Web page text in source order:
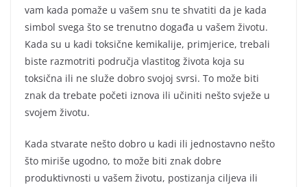
vam kada pomaže u vašem snu te shvatiti da je kada
simbol svega što se trenutno događa u vašem životu.
Kada su u kadi toksične kemikalije, primjerice, trebali
biste razmotriti područja vlastitog života koja su
toksična ili ne služe dobro svojoj svrsi. To može biti
znak da trebate početi iznova ili učiniti nešto svježe u
svojem životu.
Kada stvarate nešto dobro u kadi ili jednostavno nešto
što miriše ugodno, to može biti znak dobre
produktivnosti u vašem životu, postizanja ciljeva ili